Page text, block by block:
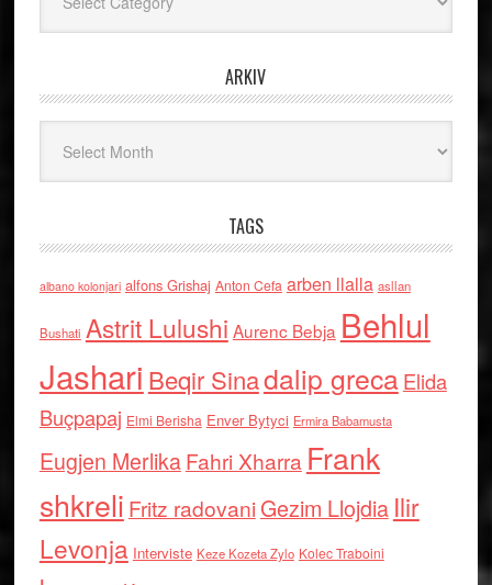
ARKIV
TAGS
albano kolonjari alfons Grishaj Anton Cefa arben llalla asllan
Bushati Astrit Lulushi Aurenc Bebja Behlul
Jashari Beqir Sinadalip grecaElida
Buçpapaj Elmi Berisha Enver Bytyci Ermira Babamusta
Eugjen MerlikaFahri Xharra Frank
shkreli Fritz radovaniGezim Llojdia Ilir
Levonja Interviste Keze Kozeta Zylo Kolec Traboini